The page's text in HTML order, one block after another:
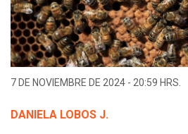
7 DE NOVIEMBRE DE 2024 - 20:59 HRS.
DANIELA LOBOS J.